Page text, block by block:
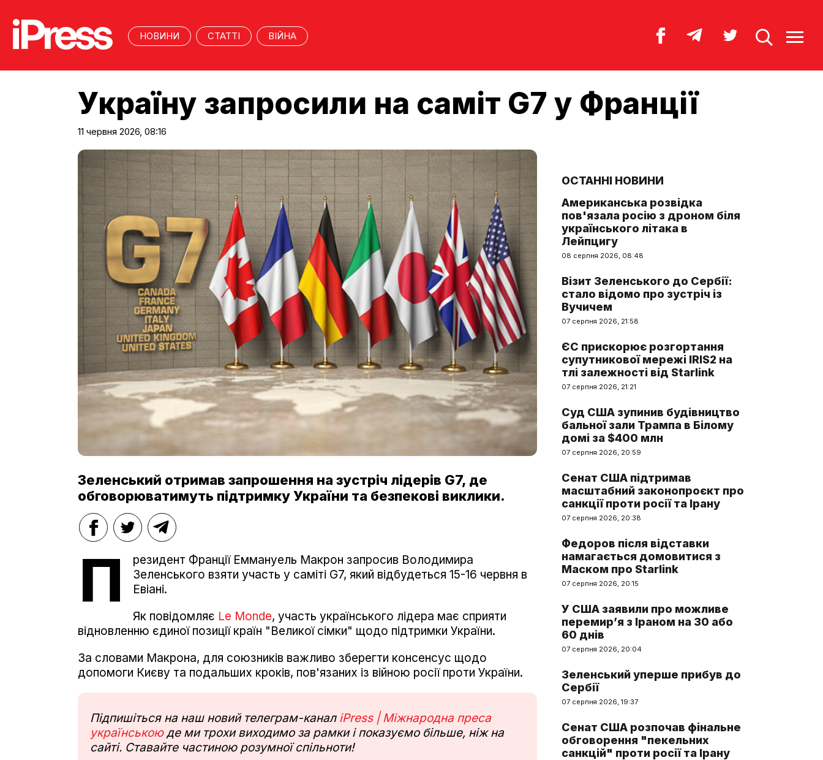
НОВИНИ СТАТТІ ВІЙНА
Україну запросили на саміт G7 у Франції
11 червня 2026, 08:16
Зеленський отримав запрошення на зустріч лідерів G7, де
обговорюватимуть підтримку України та безпекові виклики.
П
резидент Франції Еммануель Макрон запросив Володимира
Зеленського взяти участь у саміті G7, який відбудеться 15-16 червня в
Евіані.
Як повідомляє Le Monde, участь українського лідера має сприяти
відновленню єдиної позиції країн "Великої сімки" щодо підтримки України.
За словами Макрона, для союзників важливо зберегти консенсус щодо
допомоги Києву та подальших кроків, пов'язаних із війною росії проти України.
Підпишіться на наш новий телеграм-канал iPress | Міжнародна преса
українськоюде ми трохи виходимо за рамки і показуємо більше, ніж на
сайті. Ставайте частиною розумної спільноти!
ОСТАННІ НОВИНИ
Американська розвідка
пов'язала росію з дроном біля
українського літака в
Лейпцигу
08 серпня 2026, 08:48
Візит Зеленського до Сербії:
стало відомо про зустріч із
Вучичем
07 серпня 2026, 21:58
ЄС прискорює розгортання
супутникової мережі IRIS2 на
тлі залежності від Starlink
07 серпня 2026, 21:21
Суд США зупинив будівництво
бальної зали Трампа в Білому
домі за $400 млн
07 серпня 2026, 20:59
Сенат США підтримав
масштабний законопроєкт про
санкції проти росії та Ірану
07 серпня 2026, 20:38
Федоров після відставки
намагається домовитися з
Маском про Starlink
07 серпня 2026, 20:15
У США заявили про можливе
перемир’я з Іраном на 30 або
60 днів
07 серпня 2026, 20:04
Зеленський уперше прибув до
Сербії
07 серпня 2026, 19:37
Сенат США розпочав фінальне
обговорення "пекельних
санкцій" проти росії та Ірану